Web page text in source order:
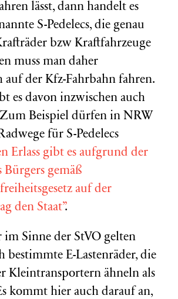
lässt, dann handelt es
S-Pedelecs, die genau
bzw Kraftfahrzeuge
muss man daher
auf der Kfz-Fahrbahn fahren.
es davon inzwischen auch
Beispiel dürfen in NRW
für S-Pedelecs
Erlass gibt es aufgrund der
Bürgers gemäß
auf der
den Staat”.
im Sinne der StVO gelten
bestimmte E-Lastenräder, die
Kleintransportern ähneln als
kommt hier auch darauf an,